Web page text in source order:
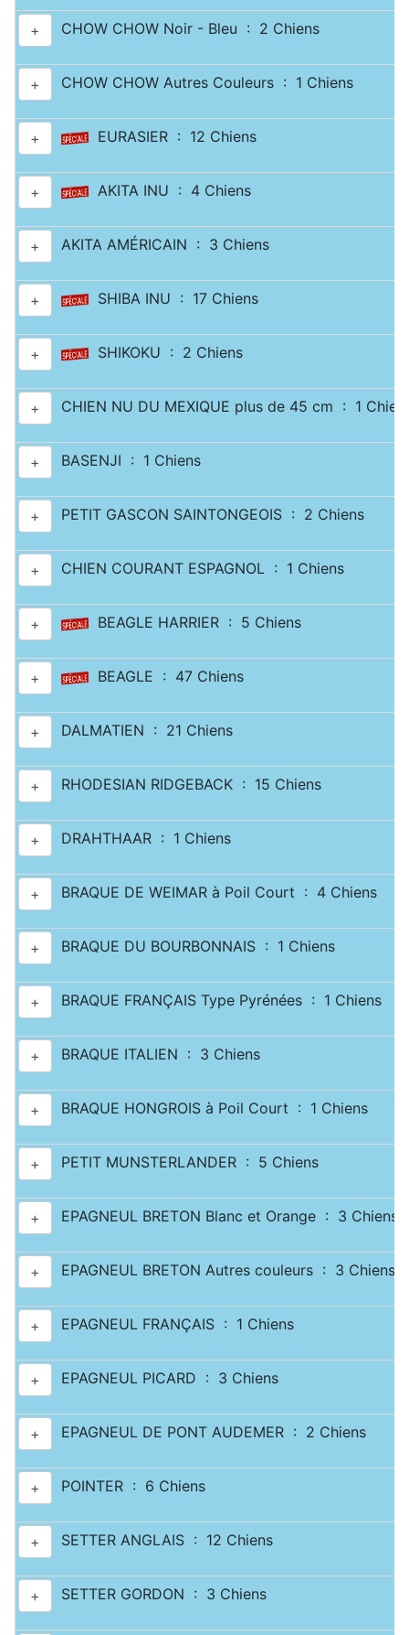
+ CHOW CHOW Noir - Bleu : 2 Chiens
+ CHOW CHOW Autres Couleurs : 1 Chiens
+ EURASIER : 12 Chiens
+ AKITA INU : 4 Chiens
+ AKITA AMÉRICAIN : 3 Chiens
+ SHIBA INU : 17 Chiens
+ SHIKOKU : 2 Chiens
+ CHIEN NU DU MEXIQUE plus de 45 cm : 1
+ BASENJI : 1 Chiens
+ PETIT GASCON SAINTONGEOIS : 2 Chiens
+ CHIEN COURANT ESPAGNOL : 1 Chiens
+ BEAGLE HARRIER : 5 Chiens
+ BEAGLE : 47 Chiens
+ DALMATIEN : 21 Chiens
+ RHODESIAN RIDGEBACK : 15 Chiens
+ DRAHTHAAR : 1 Chiens
+ BRAQUE DE WEIMAR à Poil Court : 4 Chiens
+ BRAQUE DU BOURBONNAIS : 1 Chiens
+ BRAQUE FRANÇAIS Type Pyrénées : 1 Chiens
+ BRAQUE ITALIEN : 3 Chiens
+ BRAQUE HONGROIS à Poil Court : 1 Chiens
+ PETIT MUNSTERLANDER : 5 Chiens
+ EPAGNEUL BRETON Blanc et Orange : 3 Chiens
+ EPAGNEUL BRETON Autres couleurs : 3 Chiens
+ EPAGNEUL FRANÇAIS : 1 Chiens
+ EPAGNEUL PICARD : 3 Chiens
+ EPAGNEUL DE PONT AUDEMER : 2 Chiens
+ POINTER : 6 Chiens
+ SETTER ANGLAIS : 12 Chiens
+ SETTER GORDON : 3 Chiens